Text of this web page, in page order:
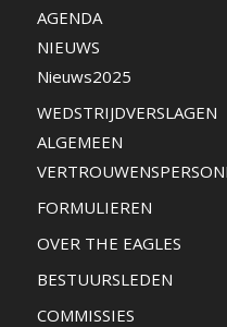
AGENDA
NIEUWS
Nieuws2025
WEDSTRIJDVERSLAGEN
ALGEMEEN
FORMULIEREN
OVER THE EAGLES
BESTUURSLEDEN
COMMISSIES